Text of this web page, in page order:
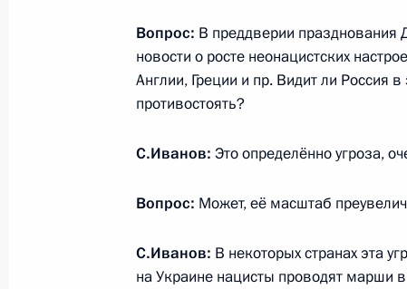
в госорганах Липецкой области
15 апреля 2015 года, 19:30 Липецкая область
Заседание Комиссии по вопросам
15 апреля 2015 года, 16:00 Липецк
Вопрос: В преддверии празднования
новости о росте неонацистских
Англии, Греции и пр. Видит ли Россия
противостоять?
С.Иванов: Это определённо угроза,
Вопрос: Может, её масштаб
С.Иванов: В некоторых странах эта
на Украине нацисты проводят марши